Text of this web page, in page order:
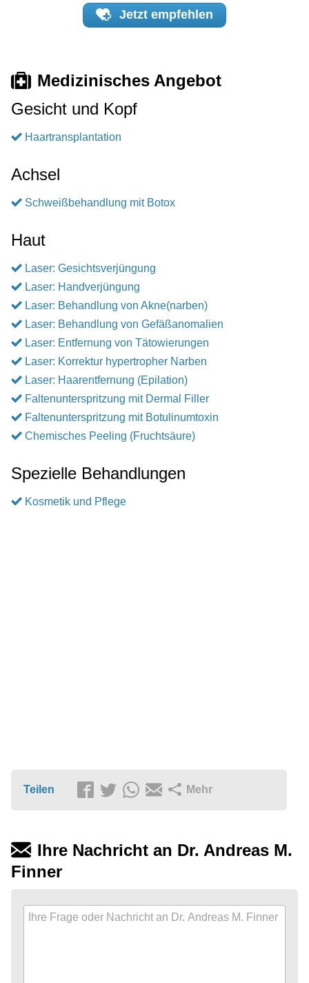
Jetzt empfehlen
Medizinisches Angebot
Gesicht und Kopf
Haartransplantation
Achsel
Schweißbehandlung mit Botox
Haut
Laser: Gesichtsverjüngung
Laser: Handverjüngung
Laser: Behandlung von Akne(narben)
Laser: Behandlung von Gefäßanomalien
Laser: Entfernung von Tätowierungen
Laser: Korrektur hypertropher Narben
Laser: Haarentfernung (Epilation)
Faltenunterspritzung mit Dermal Filler
Faltenunterspritzung mit Botulinumtoxin
Chemisches Peeling (Fruchtsäure)
Spezielle Behandlungen
Kosmetik und Pflege
Teilen Mehr
Ihre Nachricht an Dr. Andreas M.
Finner